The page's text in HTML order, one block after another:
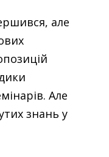
але
Але
знань у